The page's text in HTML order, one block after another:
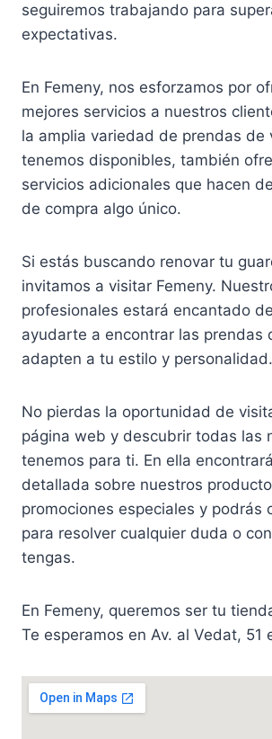
seguiremos trabajando para
expectativas.
En Femeny, nos esforzamos por
mejores servicios a nuestros
la amplia variedad de prendas de
tenemos disponibles, también
servicios adicionales que hacen
de compra algo único.
Si estás buscando renovar tu
invitamos a visitar Femeny.
profesionales estará encantado
ayudarte a encontrar las prendas
adapten a tu estilo y personalidad.
No pierdas la oportunidad de
página web y descubrir todas las
tenemos para ti. En ella
detallada sobre nuestros
promociones especiales y podrás
para resolver cualquier duda o
tengas.
En Femeny, queremos ser tu
Te esperamos en Av. al Vedat, 51